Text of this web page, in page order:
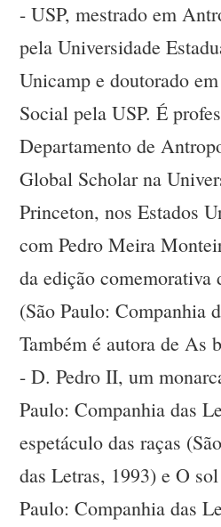
- USP, mestrado em
pela Universidade
Unicamp e doutorado
Social pela USP. É
Departamento de
Global Scholar na
Princeton, nos Estados
com Pedro Meira
da edição
(São Paulo: Companhia
Também é autora de As
- D. Pedro II, um
Paulo: Companhia das
espetáculo das raças
das Letras, 1993) e O
Paulo: Companhia das